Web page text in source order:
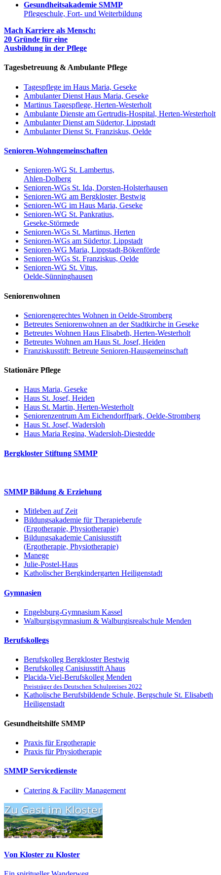
Gesundheitsakademie SMMP
Pflegeschule, Fort- und Weiterbildung
Mach Karriere als Mensch:
20 Gründe für eine
Ausbildung in der Pflege
Tagesbetreuung & Ambulante Pflege
Tagespflege im Haus Maria, Geseke
Ambulanter Dienst Haus Maria, Geseke
Martinus Tagespflege, Herten-Westerholt
Ambulante Dienste am Gertrudis-Hospital, Herten-Westerholt
Ambulanter Dienst am Südertor, Lippstadt
Ambulanter Dienst St. Franziskus, Oelde
Senioren-Wohngemeinschaften
Senioren-WG St. Lambertus,
Ahlen-Dolberg
Senioren-WGs St. Ida, Dorsten-Holsterhausen
Senioren-WG am Bergkloster, Bestwig
Senioren-WG im Haus Maria, Geseke
Senioren-WG St. Pankratius,
Geseke-Störmede
Senioren-WGs St. Martinus, Herten
Senioren-WGs am Südertor, Lippstadt
Senioren-WG Maria, Lippstadt-Bökenförde
Senioren-WGs St. Franziskus, Oelde
Senioren-WG St. Vitus,
Oelde-Sünninghausen
Seniorenwohnen
Seniorengerechtes Wohnen in Oelde-Stromberg
Betreutes Seniorenwohnen an der Stadtkirche in Geseke
Betreutes Wohnen Haus Elisabeth, Herten-Westerholt
Betreutes Wohnen am Haus St. Josef, Heiden
Franziskusstift: Betreute Senioren-Hausgemeinschaft
Stationäre Pflege
Haus Maria, Geseke
Haus St. Josef, Heiden
Haus St. Martin, Herten-Westerholt
Seniorenzentrum Am Eichendorffpark, Oelde-Stromberg
Haus St. Josef, Wadersloh
Haus Maria Regina, Wadersloh-Diestedde
Bergkloster Stiftung SMMP
SMMP Bildung & Erziehung
Mitleben auf Zeit
Bildungsakademie für Therapieberufe
(Ergotherapie, Physiotherapie)
Bildungsakademie Canisiusstift
(Ergotherapie, Physiotherapie)
Manege
Julie-Postel-Haus
Katholischer Bergkindergarten Heiligenstadt
Gymnasien
Engelsburg-Gymnasium Kassel
Walburgisgymnasium & Walburgisrealschule Menden
Berufskollegs
Berufskolleg Bergkloster Bestwig
Berufskolleg Canisiusstift Ahaus
Placida-Viel-Berufskolleg Menden
Preisträger des Deutschen Schulpreises 2022
Katholische Berufsbildende Schule, Bergschule St. Elisabeth
Heiligenstadt
Gesundheitshilfe SMMP
Praxis für Ergo­therapie
Praxis für Physio­therapie
SMMP Servicedienste
Catering & Facility Management
Von Kloster zu Kloster